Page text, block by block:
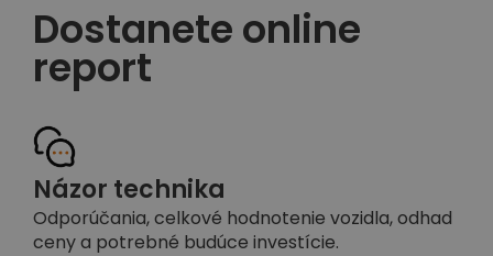
Dostanete online
report
Názor technika
Odporúčania, celkové hodnotenie vozidla, odhad
ceny a potrebné budúce investície.